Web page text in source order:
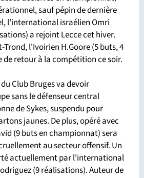
sauf pépin de dernière
l'international israélien Omri
a rejoint Lecce cet hiver.
l'Ivoirien H.Goore (5 buts, 4
de retour à la compétition ce soir.
Club Bruges va devoir
sans le défenseur central
de Sykes, suspendu pour
jaunes. De plus, opéré avec
(9 buts en championnat) sera
au secteur offensif. Un
actuellement par l'international
(9 réalisations). Auteur de